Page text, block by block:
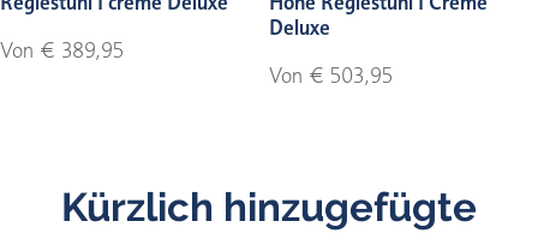
Von € 389,95
Deluxe
Von € 503,95
Kürzlich hinzugefügte